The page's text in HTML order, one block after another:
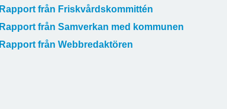
Rapport från Friskvårdskommittén
Rapport från Samverkan med kommunen
Rapport från Webbredaktören